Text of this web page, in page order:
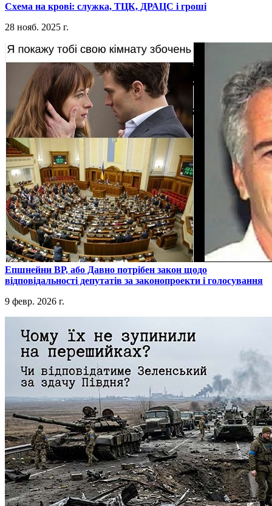
​Схема на крові: служка, ТЦК, ДРАЦС і гроші
28 нояб. 2025 г.
​Епшнейни ВР, або Давно потрібен закон щодо
відповідальності депутатів за законопроекти і голосування
9 февр. 2026 г.